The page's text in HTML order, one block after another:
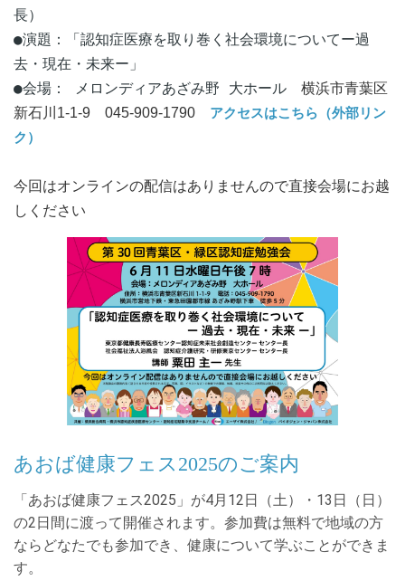
長）
●演題：「認知症医療を取り巻く社会環境についてー過
去・現在・未来ー」
●会場： メロンディアあざみ野 大ホール 横浜市青葉区
新石川1-1-9
045-909-1790 アクセスはこちら（外部リン
ク）
今回はオンラインの配信はありませんので直接会場にお越
しください
あおば健康フェス2025のご案内
「あおば健康フェス2025 」が4月 12日（土）・ 13 日（日）
の2日間に渡って開催されます。参加費は無料で地域の方
ならどなたでも参加でき、健康について学ぶことができま
す。